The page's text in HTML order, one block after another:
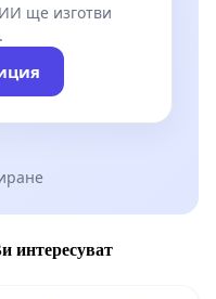
ще изготви
интересуват